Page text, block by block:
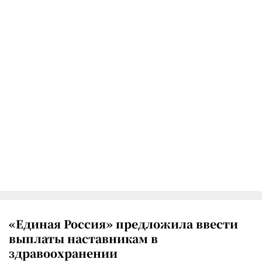
«Единая Россия» предложила ввести
выплаты наставникам в
здравоохранении